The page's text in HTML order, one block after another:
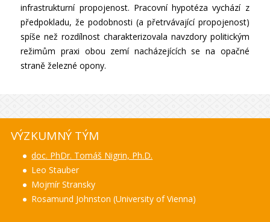
infrastrukturní propojenost. Pracovní hypotéza vychází z
předpokladu, že podobnosti (a přetrvávající propojenost)
spíše než rozdílnost charakterizovala navzdory politickým
režimům praxi obou zemí nacházejících se na opačné
straně železné opony.
VÝZKUMNÝ TÝM
doc. PhDr. Tomáš Nigrin, Ph.D.
Leo Stauber
Mojmír Stransky
Rosamund Johnston (University of Vienna)